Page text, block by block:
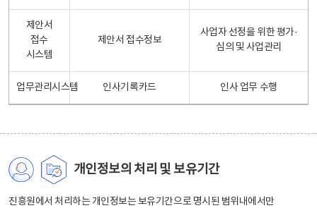
제안서
접수
시스템
제안서 접수정보
사업자 선정을 위한 평가·
심의 및 사업관리
업무관리시스템 인사기록카드 인사 업무 수행
개인정보의 처리 및 보유기간
진흥원에서 처리하는 개인정보는 보유기간으로 명시된 범위내에서만